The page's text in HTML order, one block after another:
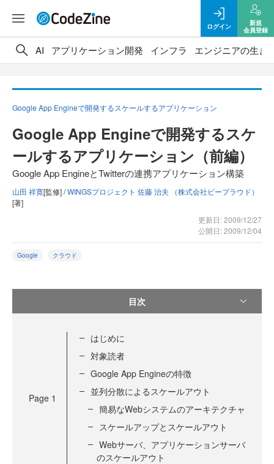
ログイン
新規
会員登録
AI アプリケーション開発 インフラ エンジニアの生き
Google App Engineで開発するスケールするアプリケーション
Google App Engineで開発するスケ
ールするアプリケーション（前編）
Google App EngineとTwitterの連携アプリケーション構築
山田 祥寛[監修] /WINGSプロジェクト 佐藤 治夫 （株式会社ビープラウド）
[著]
更新日: 2009/12/27
公開日: 2009/12/04
Google クラウド
目次
Page 1
はじめに
対象読者
Google App Engineの特徴
並列分散によるスケールアウト
簡易なWebシステムのアーキテクチャ
スケールアップとスケールアウト
Webサーバ、アプリケーションサーバ
のスケールアウト